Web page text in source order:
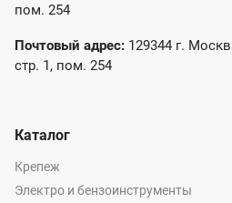
пом. 254
Почтовый адрес: 129344 г.
стр. 1, пом. 254
Каталог
Крепеж
Электро и бензоинструменты